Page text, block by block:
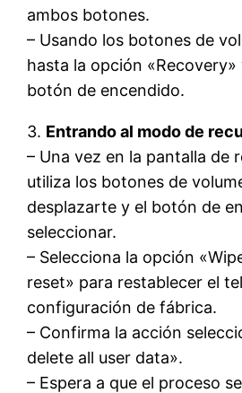
ambos botones.
– Usando los botones de
hasta la opción
botón de encendido.
3. Entrando al modo de
– Una vez en la pantalla de
utiliza los botones de
desplazarte y el botón de
seleccionar.
– Selecciona la opción
reset» para restablecer el
configuración de fábrica.
– Confirma la acción
delete all user data».
– Espera a que el proceso